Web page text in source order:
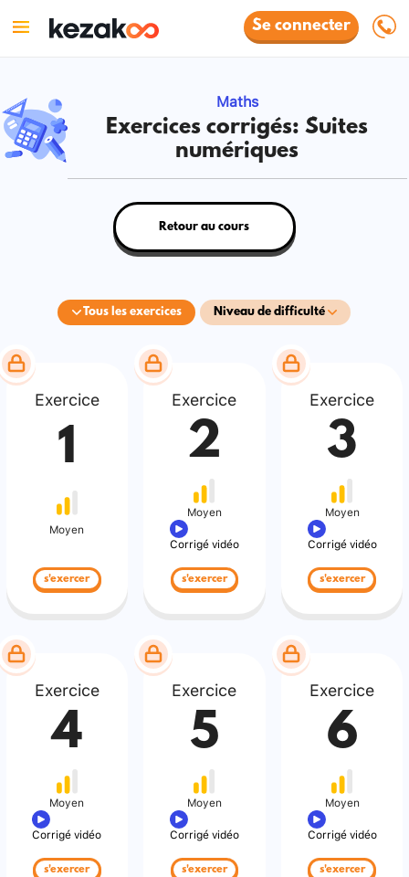
Se connecter
Maths
Exercices corrigés: Suites
numériques
Tous les exercices Niveau de difficulté
Retour au cours
Exercice
1
Moyen
s'exercer
Exercice
2
Moyen
Corrigé vidéo
s'exercer
Exercice
3
Moyen
Corrigé vidéo
s'exercer
Exercice
4
Moyen
Corrigé vidéo
s'exercer
Exercice
5
Moyen
Corrigé vidéo
s'exercer
Exercice
6
Moyen
Corrigé vidéo
s'exercer